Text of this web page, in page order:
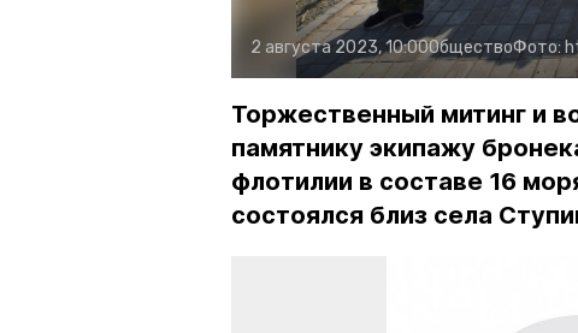
2 августа 2023, 10:00ОбществоФото:
Торжественный митинг и
памятнику экипажу
флотилии в составе 16
состоялся близ села